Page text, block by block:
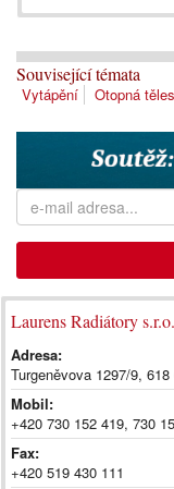
Související témata
Vytápění Otopná
Laurens Radiátory s.r.o.
Adresa:
Turgeněvova 1297/9,
Mobil:
+420 730 152 419, 730
Fax:
+420 519 430 111